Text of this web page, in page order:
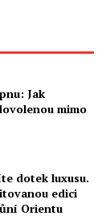
Jak
mimo
dotek luxusu.
edici
Orientu